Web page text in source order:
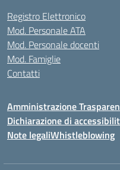
Registro Elettronico
Mod. Personale ATA
Mod. Personale docenti
Mod. Famiglie
Contatti
Amministrazione
Dichiarazione di
Note legaliWhistleblowing